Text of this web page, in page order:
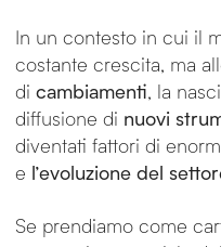
In un contesto in cui il
costante crescita, ma
di cambiamenti, la
diffusione di nuovi
diventati fattori di
e l’evoluzione del
Se prendiamo come